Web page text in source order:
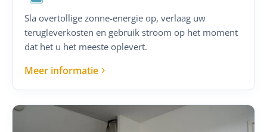
Sla overtollige zonne-energie op, verlaag uw
terugleverkosten en gebruik stroom op het moment
dat het u het meeste oplevert.
Meer informatie